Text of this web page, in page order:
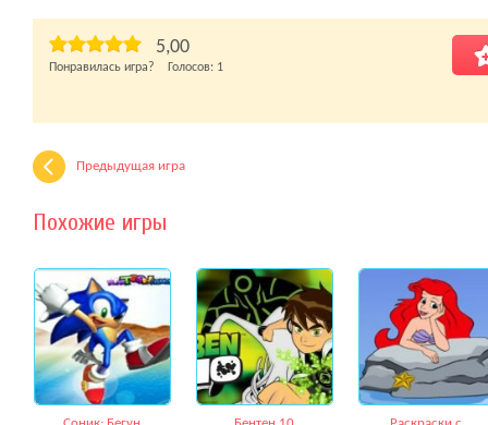
5,00
Понравилась игра? Голосов: 1
Предыдущая игра
Похожие игры